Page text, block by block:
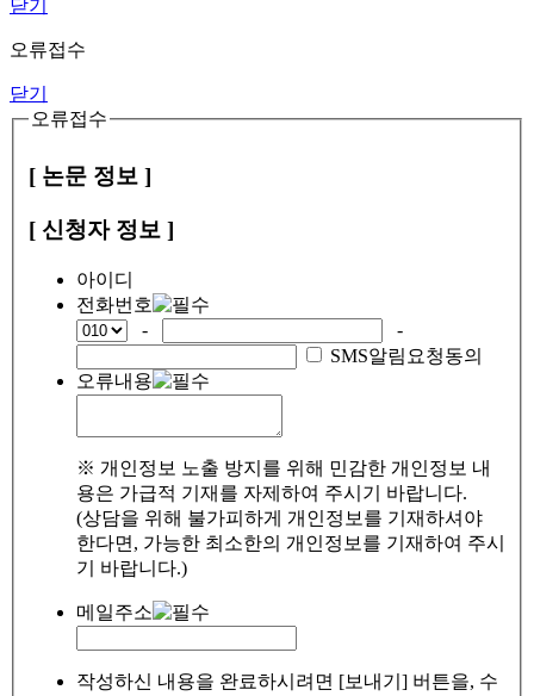
닫기
오류접수
닫기
오류접수
[ 논문 정보 ]
[ 신청자 정보 ]
아이디
전화번호
-
-
SMS알림요청동의
오류내용
※ 개인정보 노출 방지를 위해 민감한 개인정보 내
용은 가급적 기재를 자제하여 주시기 바랍니다.
(상담을 위해 불가피하게 개인정보를 기재하셔야
한다면, 가능한 최소한의 개인정보를 기재하여 주시
기 바랍니다.)
메일주소
작성하신 내용을 완료하시려면 [보내기] 버튼을, 수